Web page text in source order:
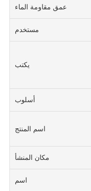
عمق مقاومة الماء
مستخدم
يكتب
أسلوب
اسم المنتج
مكان المنشأ
اسم